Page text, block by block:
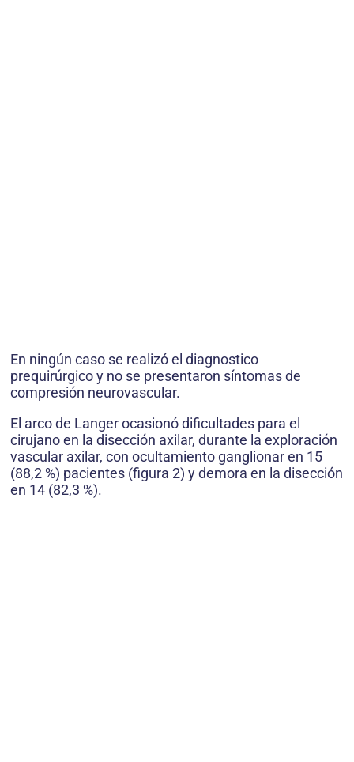
En ningún caso se realizó el diagnostico
prequirúrgico y no se presentaron síntomas de
compresión neurovascular.
El arco de Langer ocasionó dificultades para el
cirujano en la disección axilar, durante la exploración
vascular axilar, con ocultamiento ganglionar en 15
(88,2 %) pacientes (figura 2) y demora en la disección
en 14 (82,3 %).